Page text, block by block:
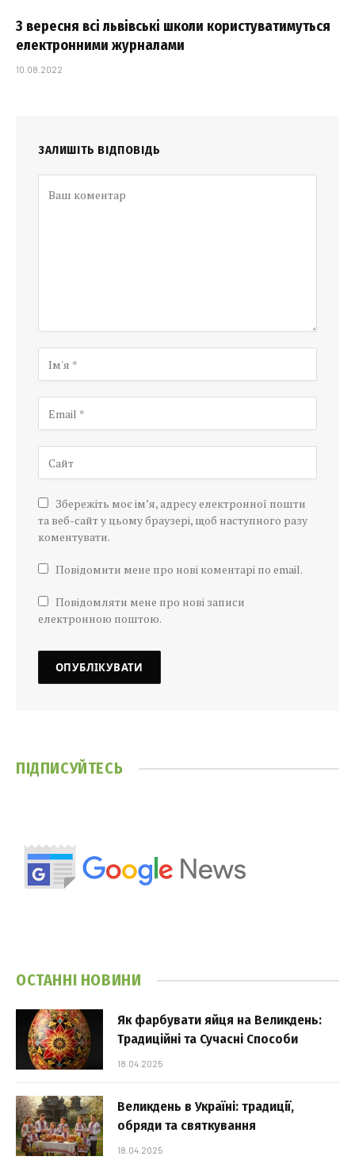
З вересня всі львівські школи користуватимуться
електронними журналами
10.08.2022
ЗАЛИШІТЬ ВІДПОВІДЬ
Збережіть моє ім’я, адресу електронної пошти
та веб-сайт у цьому браузері, щоб наступного разу
коментувати.
Повідомити мене про нові коментарі по email.
Повідомляти мене про нові записи
електронною поштою.
ПІДПИСУЙТЕСЬ
ОСТАННІ НОВИНИ
Як фарбувати яйця на Великдень:
Традиційні та Сучасні Способи
18.04.2025
Великдень в Україні: традиції,
обряди та святкування
18.04.2025